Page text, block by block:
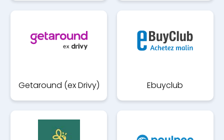
Getaround (ex Drivy) Ebuyclub